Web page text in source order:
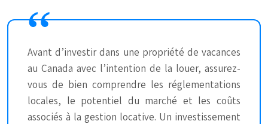
Avant d’investir dans une propriété de vacances
au Canada avec l’intention de la louer, assurez-
vous de bien comprendre les réglementations
locales, le potentiel du marché et les coûts
associés à la gestion locative. Un investissement